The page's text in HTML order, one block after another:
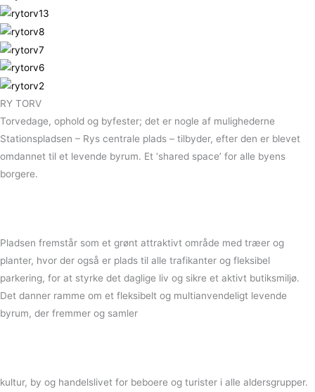
RY TORV
Torvedage, ophold og byfester; det er nogle af mulighederne
Stationspladsen – Rys centrale plads – tilbyder, efter den er blevet
omdannet til et levende byrum. Et ‘shared space’ for alle byens
borgere.
Pladsen fremstår som et grønt attraktivt område med træer og
planter, hvor der også er plads til alle trafikanter og fleksibel
parkering, for at styrke det daglige liv og sikre et aktivt butiksmiljø.
Det danner ramme om et fleksibelt og multianvendeligt levende
byrum, der fremmer og samler
kultur, by og handelslivet for beboere og turister i alle aldersgrupper.